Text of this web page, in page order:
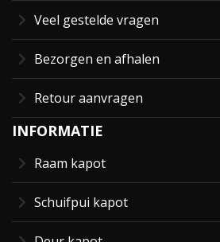
Veel gestelde vragen
Bezorgen en afhalen
Retour aanvragen
INFORMATIE
Raam kapot
Schuifpui kapot